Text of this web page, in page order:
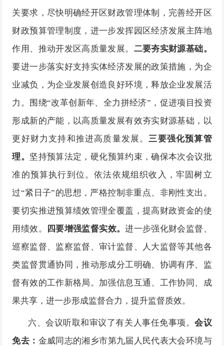
关要求，尽快明确经开区财政管理体制，完善经开区
财政预算管理制度，进一步发挥园区经济发展主阵地
作用、推动开发区高质量发展。 二要夯实财源基础。
要进一步落实好支持实体经济发展的政策措施，为企
业减负，为企业发展创造良好环境，释放企业发展活
力。围绕“改革创新年、全力拼经济”，促进项目投资
形成新的产能，以高质量发展有效夯实财源基础，以
更好财力支持和推进高质量发展。 三要强化预算管
理。 坚持预算法定，硬化预算约束，确保本次会议批
准的预算执行到位。依法依规组织收入，牢固树立
过“紧日子”的思想，严格控制非重点、非刚性支出。
要切实推进预算绩效管理全覆盖，提高财政资金的使
用绩效。
四要增强监督实效。进一步强化财会监督、
巡察监督、监察监督、审计监督、人大监督等其他各
类监督贯通协同，推动形成分工明确、协调有序、监
督有效的工作新格局。加强信息互通、工作协同、成
果共享，进一步形成监督合力，提升监督质效。
六、会议听取和审议了有关人事任免事项。会议
免去： 金威同志的湘乡市第九届人民代表大会环境与